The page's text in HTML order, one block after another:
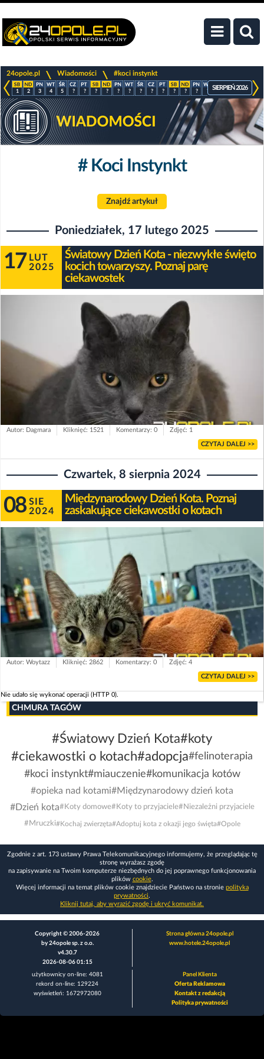
24opole.pl Wiadomości #koci instynkt
1 2 3 4 5 ? ? ? ? ? ? ? ? ? ? ? ? ? ? ? ?
SIERPIEŃ 2026
# Koci Instynkt
Znajdź artykuł
Poniedziałek, 17 lutego 2025
17 LUT
2025
Światowy Dzień Kota - niezwykłe święto
kocich towarzyszy. Poznaj parę
ciekawostek
Autor: Dagmara Kliknięć: 1521 Komentarzy: 0 Zdjęć: 1
CZYTAJ DALEJ >>
Czwartek, 8 sierpnia 2024
08 SIE
2024
Międzynarodowy Dzień Kota. Poznaj
zaskakujące ciekawostki o kotach
Autor: Woytazz Kliknięć: 2862 Komentarzy: 0 Zdjęć: 4
CZYTAJ DALEJ >>
Nie udało się wykonać operacji (HTTP 0).
CHMURA TAGÓW
#Światowy Dzień Kota#koty
#ciekawostki o kotach#adopcja#felinoterapia
#koci instynkt#miauczenie#komunikacja kotów
#opieka nad kotami#Międzynarodowy dzień kota
#Dzień kota#Koty domowe#Koty to przyjaciele#Niezależni przyjaciele
#Mruczki#Kochaj zwierzęta#Adoptuj kota z okazji jego święta#Opole
Zgodnie z art. 173 ustawy Prawa Telekomunikacyjnego informujemy, że przeglądając tę
stronę wyrażasz zgodę
na zapisywanie na Twoim komputerze niezbędnych do jej poprawnego funkcjonowania
plików cookie.
Więcej informacji na temat plików cookie znajdziecie Państwo na stronie polityka
prywatności.
Kliknij tutaj, aby wyrazić zgodę i ukryć komunikat.
Copyright © 2006-2026
by 24opole sp. z o.o.
v4.30.7
2026-08-06 01:15
Strona główna 24opole.pl
www.hotele.24opole.pl
użytkownicy on-line: 4081
rekord on-line: 129224
wyświetleń: 1672972080
Panel Klienta
Oferta Reklamowa
Kontakt z redakcją
Polityka prywatności